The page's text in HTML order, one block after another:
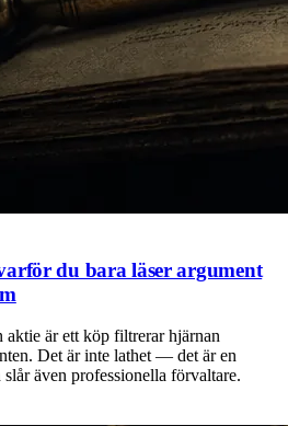
du bara läser argument
aktie är ett köp filtrerar hjärnan
Det är inte lathet — det är en
även professionella förvaltare.